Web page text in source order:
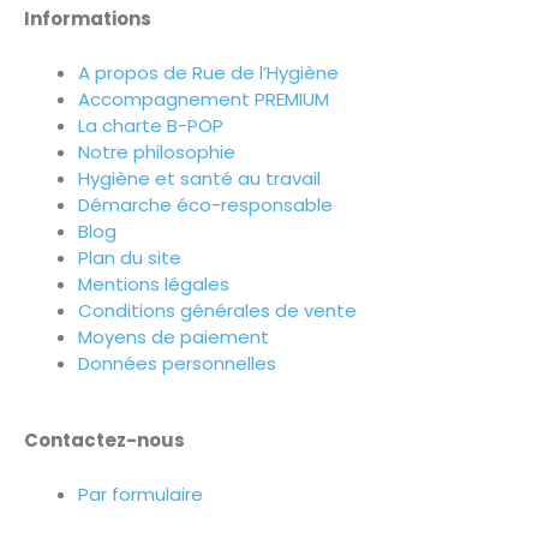
Informations
A propos de Rue de l’Hygiène
Accompagnement PREMIUM
La charte B-POP
Notre philosophie
Hygiène et santé au travail
Démarche éco-responsable
Blog
Plan du site
Mentions légales
Conditions générales de vente
Moyens de paiement
Données personnelles
Contactez-nous
Par formulaire